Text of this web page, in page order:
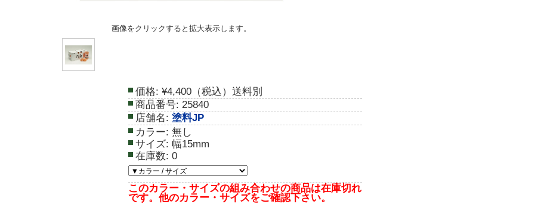
画像をクリックすると拡大表示します。
価格: ¥4,400（税込）送料別
商品番号: 25840
店舗名: 塗料JP
カラー: 無し
サイズ: 幅15mm
在庫数: 0
このカラー・サイズの組み合わせの商品は在庫切れ
です。他のカラー・サイズをご確認下さい。